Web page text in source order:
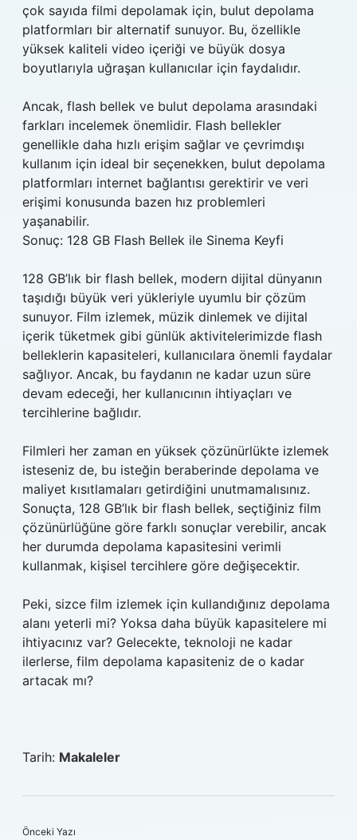
çok sayıda filmi depolamak için, bulut depolama
platformları bir alternatif sunuyor. Bu, özellikle
yüksek kaliteli video içeriği ve büyük dosya
boyutlarıyla uğraşan kullanıcılar için faydalıdır.
Ancak, flash bellek ve bulut depolama arasındaki
farkları incelemek önemlidir. Flash bellekler
genellikle daha hızlı erişim sağlar ve çevrimdışı
kullanım için ideal bir seçenekken, bulut depolama
platformları internet bağlantısı gerektirir ve veri
erişimi konusunda bazen hız problemleri
yaşanabilir.
Sonuç: 128 GB Flash Bellek ile Sinema Keyfi
128 GB’lık bir flash bellek, modern dijital dünyanın
taşıdığı büyük veri yükleriyle uyumlu bir çözüm
sunuyor. Film izlemek, müzik dinlemek ve dijital
içerik tüketmek gibi günlük aktivitelerimizde flash
belleklerin kapasiteleri, kullanıcılara önemli faydalar
sağlıyor. Ancak, bu faydanın ne kadar uzun süre
devam edeceği, her kullanıcının ihtiyaçları ve
tercihlerine bağlıdır.
Filmleri her zaman en yüksek çözünürlükte izlemek
isteseniz de, bu isteğin beraberinde depolama ve
maliyet kısıtlamaları getirdiğini unutmamalısınız.
Sonuçta, 128 GB’lık bir flash bellek, seçtiğiniz film
çözünürlüğüne göre farklı sonuçlar verebilir, ancak
her durumda depolama kapasitesini verimli
kullanmak, kişisel tercihlere göre değişecektir.
Peki, sizce film izlemek için kullandığınız depolama
alanı yeterli mi? Yoksa daha büyük kapasitelere mi
ihtiyacınız var? Gelecekte, teknoloji ne kadar
ilerlerse, film depolama kapasiteniz de o kadar
artacak mı?
Tarih: Makaleler
Önceki Yazı